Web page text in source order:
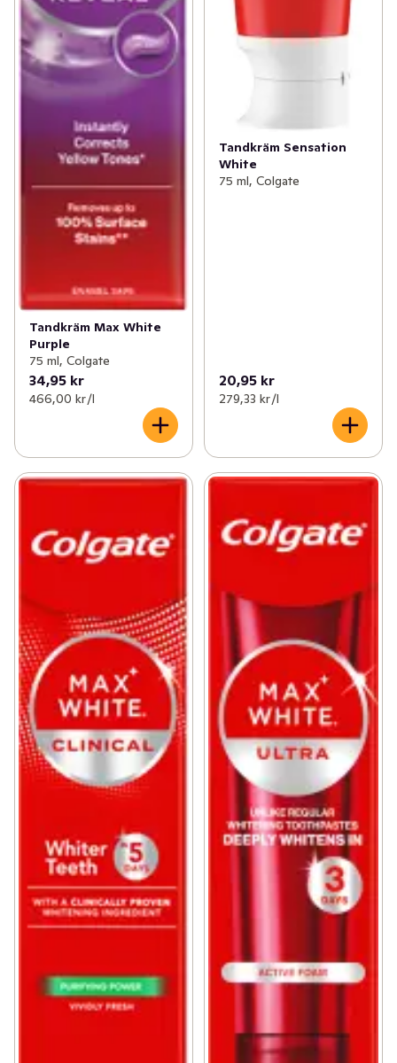
Tandkräm Max White
Purple
75 ml, Colgate
34,95 kr
466,00 kr /l
Tandkräm Sensation
White
75 ml, Colgate
20,95 kr
279,33 kr /l